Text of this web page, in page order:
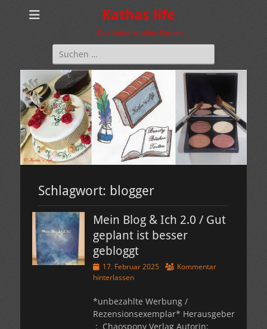
Kathas life
Das Leben in allen Farben
Suchen
nach:
Schlagwort: blogger
Mein Blog & Ich 2.0 / Gut
geplant ist besser
gebloggt
Veröffentlicht
am
17. Februar 2025
Kommentar
hinterlassen
*unbezahlte Werbung /
Rezensionsexemplar* Herausgeber